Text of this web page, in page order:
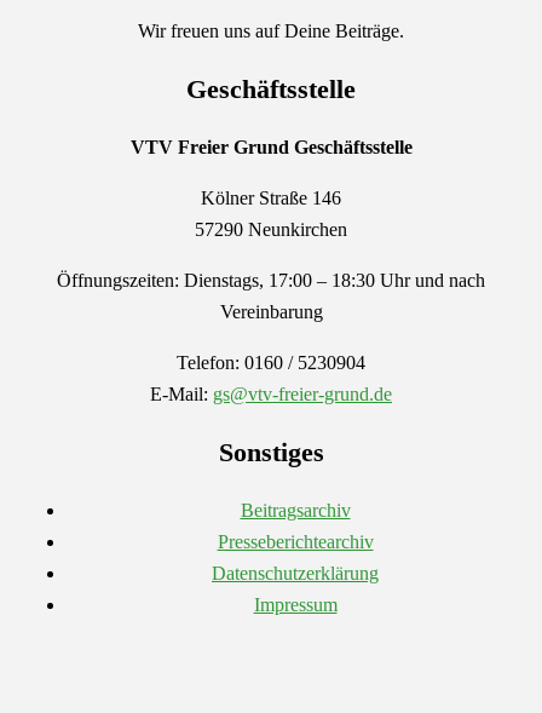
Wir freuen uns auf Deine Beiträge.
Geschäftsstelle
VTV Freier Grund Geschäftsstelle
Kölner Straße 146
57290 Neunkirchen
Öffnungszeiten: Dienstags, 17:00 – 18:30 Uhr und nach
Vereinbarung
Telefon: 0160 / 5230904
E-Mail: gs@vtv-freier-grund.de
Sonstiges
Beitragsarchiv
Presseberichtearchiv
Datenschutzerklärung
Impressum